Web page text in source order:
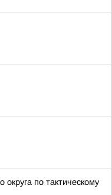
по тактическому